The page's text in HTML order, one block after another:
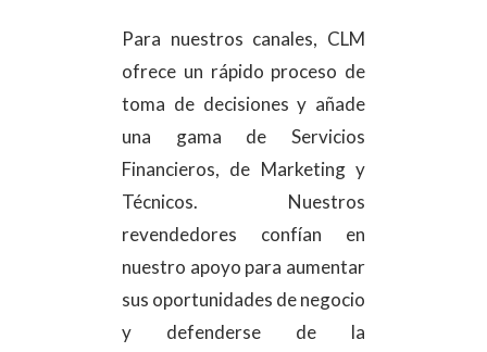
Para nuestros canales, CLM
ofrece un rápido proceso de
toma de decisiones y añade
una gama de Servicios
Financieros, de Marketing y
Técnicos. Nuestros
revendedores confían en
nuestro apoyo para aumentar
sus oportunidades de negocio
y defenderse de la